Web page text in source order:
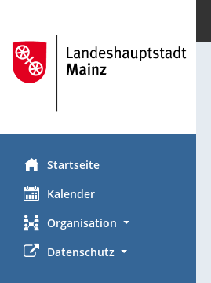
Startseite
Kalender
Organisation
Datenschutz